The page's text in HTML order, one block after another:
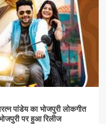
पांडेय का भोजपुरी लोकगीत
पर हुआ रिलीज